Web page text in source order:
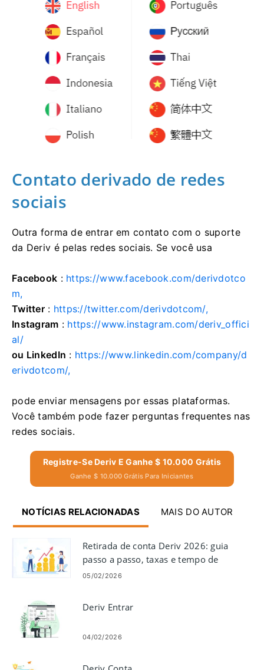
Contato derivado de redes
sociais
Outra forma de entrar em contato com o suporte
da Deriv é pelas redes sociais. Se você usa
Facebook : https://www.facebook.com/derivdotco
m,
Twitter: https://twitter.com/derivdotcom/,
Instagram : https://www.instagram.com/deriv_offici
al/
ou LinkedIn : https://www.linkedin.com/company/d
erivdotcom/,
pode enviar mensagens por essas plataformas.
Você também pode fazer perguntas frequentes nas
redes sociais.
Registre-Se Deriv E Ganhe $ 10.000 Grátis
Ganhe $ 10.000 Grátis Para Iniciantes
NOTÍCIAS RELACIONADAS MAIS DO AUTOR
Retirada de conta Deriv 2026: guia
passo a passo, taxas e tempo de
processamento
05/02/2026
Deriv Entrar
04/02/2026